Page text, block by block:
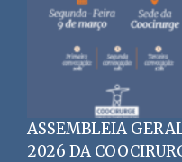
ASSEMBLEIA
2026 DA